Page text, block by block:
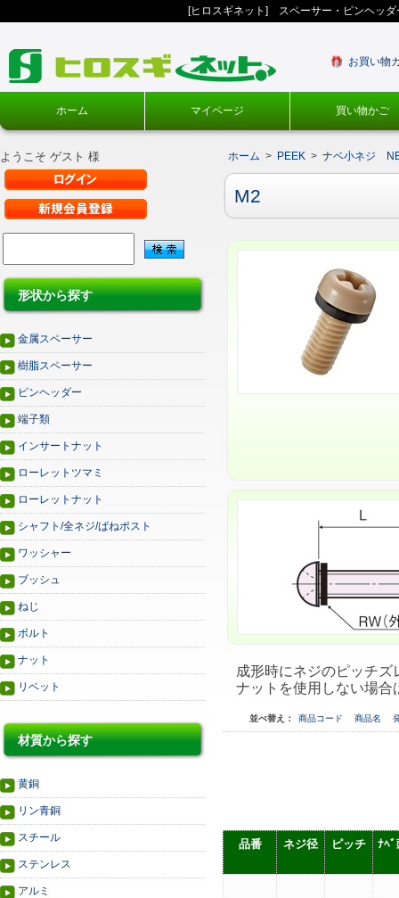
[ヒロスギネット] スペーサー・ピンヘッ
お買い物
ホーム マイページ 買い物かご
ようこそ ゲスト 様
形状から探す
金属スペーサー
樹脂スペーサー
ピンヘッダー
端子類
インサートナット
ローレットツマミ
ローレットナット
シャフト/全ネジ/ばねポスト
ワッシャー
ブッシュ
ねじ
ボルト
ナット
リベット
材質から探す
黄銅
リン青銅
スチール
ステンレス
アルミ
ホーム > PEEK > ナベ小ネジ
M2
成形時にネジのピッチ
ナットを使用しない場合
並べ替え： 商品コード 商品名
品番 ネジ径 ピッチ ﾅﾍﾞ